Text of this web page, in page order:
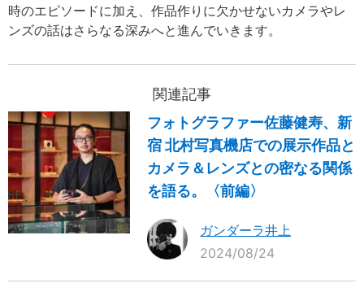
時のエピソードに加え、作品作りに欠かせないカメラやレ
ンズの話はさらなる深みへと進んでいきます。
関連記事
フォトグラファー佐藤健寿、新
宿 北村写真機店での展示作品と
カメラ＆レンズとの密なる関係
を語る。〈前編〉
ガンダーラ井上
2024/08/24